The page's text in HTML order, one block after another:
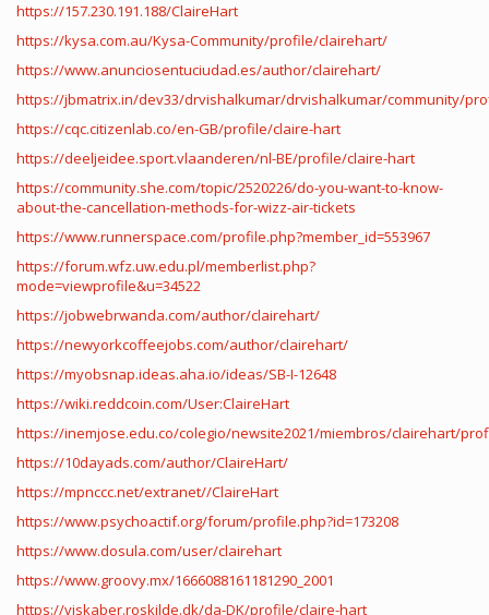
https://157.230.191.188/ClaireHart
https://kysa.com.au/Kysa-Community/profile/clairehart/
https://www.anunciosentuciudad.es/author/clairehart/
https://jbmatrix.in/dev33/drvishalkumar/drvishalkumar/community/
https://cqc.citizenlab.co/en-GB/profile/claire-hart
https://deeljeidee.sport.vlaanderen/nl-BE/profile/claire-hart
https://community.she.com/topic/2520226/do-you-want-to-know-
about-the-cancellation-methods-for-wizz-air-tickets
https://www.runnerspace.com/profile.php?member_id=553967
https://forum.wfz.uw.edu.pl/memberlist.php?
mode=viewprofile&u=34522
https://jobwebrwanda.com/author/clairehart/
https://newyorkcoffeejobs.com/author/clairehart/
https://myobsnap.ideas.aha.io/ideas/SB-I-12648
https://wiki.reddcoin.com/User:ClaireHart
https://inemjose.edu.co/colegio/newsite2021/miembros/clairehart/
https://10dayads.com/author/ClaireHart/
https://mpnccc.net/extranet//ClaireHart
https://www.psychoactif.org/forum/profile.php?id=173208
https://www.dosula.com/user/clairehart
https://www.groovy.mx/1666088161181290_2001
https://viskaber.roskilde.dk/da-DK/profile/claire-hart